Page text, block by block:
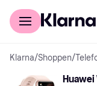
Voor shoppers
Klarna/Shoppen/
Huawei